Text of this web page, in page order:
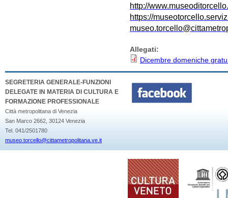
http://
https://
Allegati:
Dicembre domeniche
SEGRETERIA GENERALE-FUNZIONI
DELEGATE IN MATERIA DI CULTURA E
FORMAZIONE PROFESSIONALE
Città metropolitana di Venezia
San Marco 2662, 30124 Venezia
Tel. 041/2501780
museo.torcello@cittametropolitana.ve.it